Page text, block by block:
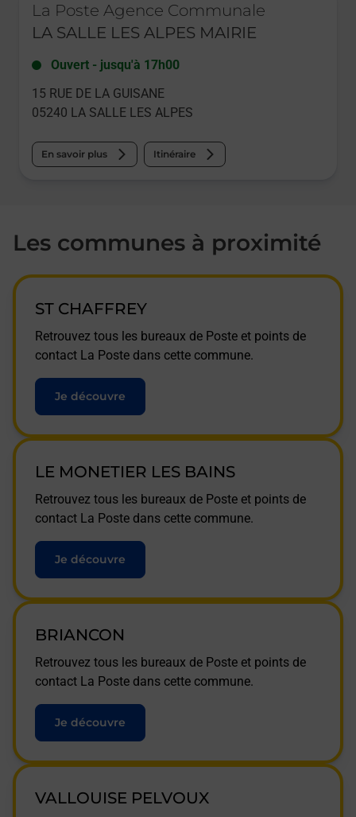
La Poste Agence Communale
LA SALLE LES ALPES MAIRIE
Ouvert - jusqu'à 17h00
15 RUE DE LA GUISANE
05240 LA SALLE LES ALPES
En savoir plus Itinéraire
Les communes à proximité
ST CHAFFREY
Retrouvez tous les bureaux de Poste et points de
contact La Poste dans cette commune.
Je découvre
LE MONETIER LES BAINS
Retrouvez tous les bureaux de Poste et points de
contact La Poste dans cette commune.
Je découvre
BRIANCON
Retrouvez tous les bureaux de Poste et points de
contact La Poste dans cette commune.
Je découvre
VALLOUISE PELVOUX